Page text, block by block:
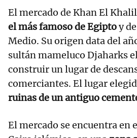
El mercado de Khan El
el más famoso de Egiptoy
Medio. Su origen data del
sultán mameluco Djaharks
construir un lugar de
comerciantes. El lugar
ruinas de un antiguo
El mercado se encuentra en